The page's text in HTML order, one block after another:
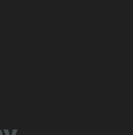
Saudi
Iran Tetap